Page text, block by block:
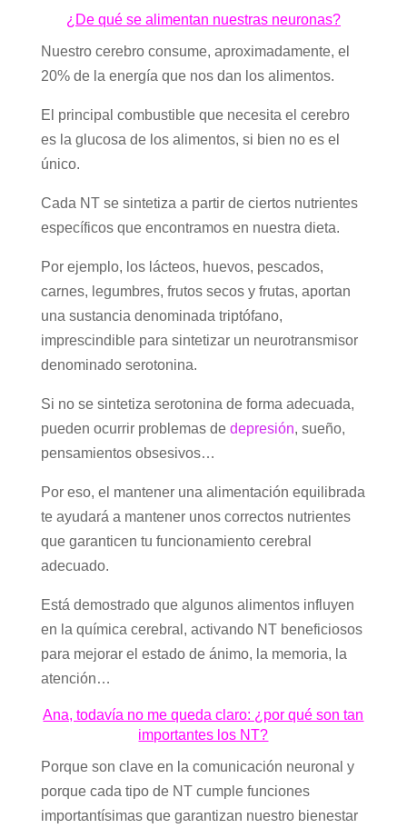
¿De qué se alimentan nuestras neuronas?
Nuestro cerebro consume, aproximadamente, el
20% de la energía que nos dan los alimentos.
El principal combustible que necesita el cerebro
es la glucosa de los alimentos, si bien no es el
único.
Cada NT se sintetiza a partir de ciertos nutrientes
específicos que encontramos en nuestra dieta.
Por ejemplo, los lácteos, huevos, pescados,
carnes, legumbres, frutos secos y frutas, aportan
una sustancia denominada triptófano,
imprescindible para sintetizar un neurotransmisor
denominado serotonina.
Si no se sintetiza serotonina de forma adecuada,
pueden ocurrir problemas de depresión, sueño,
pensamientos obsesivos…
Por eso, el mantener una alimentación equilibrada
te ayudará a mantener unos correctos nutrientes
que garanticen tu funcionamiento cerebral
adecuado.
Está demostrado que algunos alimentos influyen
en la química cerebral, activando NT beneficiosos
para mejorar el estado de ánimo, la memoria, la
atención…
Ana, todavía no me queda claro: ¿por qué son tan
importantes los NT?
Porque son clave en la comunicación neuronal y
porque cada tipo de NT cumple funciones
importantísimas que garantizan nuestro bienestar